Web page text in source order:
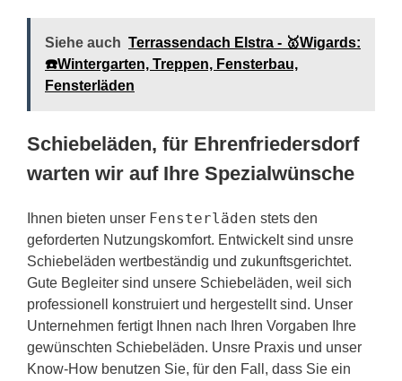
Siehe auch Terrassendach Elstra - 🥇Wigards:
☎️Wintergarten, Treppen, Fensterbau,
Fensterläden
Schiebeläden, für Ehrenfriedersdorf
warten wir auf Ihre Spezialwünsche
Ihnen bieten unser Fensterläden stets den
geforderten Nutzungskomfort. Entwickelt sind unsre
Schiebeläden wertbeständig und zukunftsgerichtet.
Gute Begleiter sind unsere Schiebeläden, weil sich
professionell konstruiert und hergestellt sind. Unser
Unternehmen fertigt Ihnen nach Ihren Vorgaben Ihre
gewünschten Schiebeläden. Unsre Praxis und unser
Know-How benutzen Sie, für den Fall, dass Sie ein